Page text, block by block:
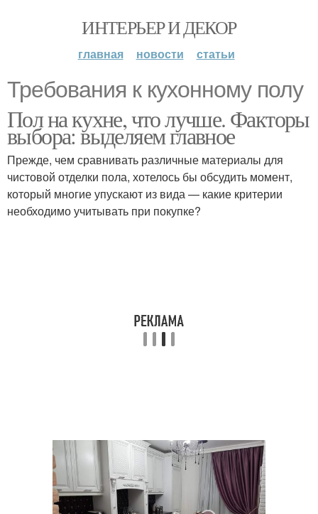
ИНТЕРЬЕР И ДЕКОР
главная новости статьи
Требования к кухонному полу
Пол на кухне, что лучше. Факторы
выбора: выделяем главное
Прежде, чем сравнивать различные материалы для
чистовой отделки пола, хотелось бы обсудить момент,
который многие упускают из вида — какие критерии
необходимо учитывать при покупке?